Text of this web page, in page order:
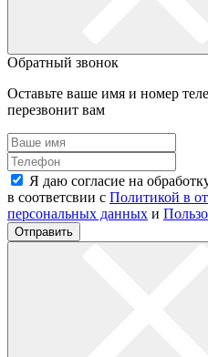
Обратный звонок
Оставьте ваше имя и номер
перезвонит вам
Я даю согласие на
в соответсвии с Политикой в
персональных данных и
Отправить